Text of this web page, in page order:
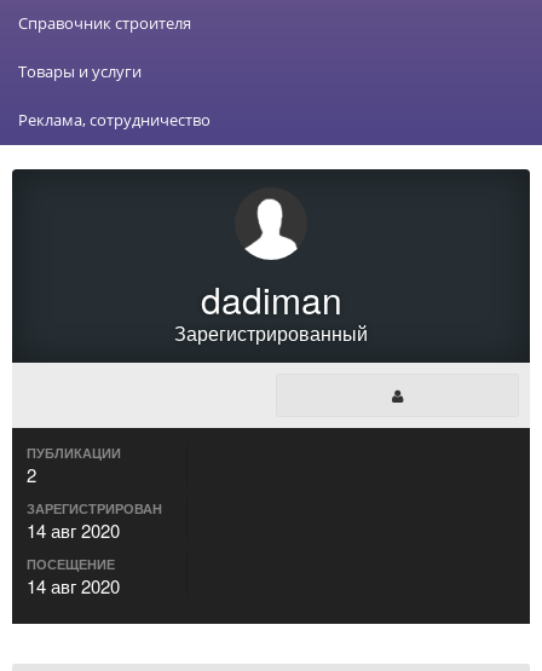
Справочник строителя
Товары и услуги
Реклама, сотрудничество
dadiman
Зарегистрированный
ПУБЛИКАЦИИ
2
ЗАРЕГИСТРИРОВАН
14 авг 2020
ПОСЕЩЕНИЕ
14 авг 2020